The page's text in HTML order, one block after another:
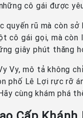
cô gái được
rũ mà còn
cô gái gọi, mà
giây phút thăng
Vy, mô tả không
Lê Lợi rực rỡ
cùng khám phá